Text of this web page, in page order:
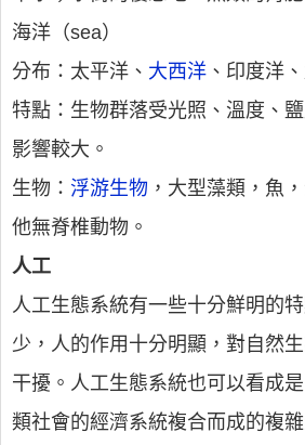
海洋（sea）
分布：太平洋、 大西洋 、印度洋
特點：生物群落受光照、溫度、
影響較大。
生物： 浮游生物 ，大型藻類，魚
他無脊椎動物。
人工
人工生態系統有一些十分鮮明的
少，人的作用十分明顯，對自然
干擾。人工生態系統也可以看成
類社會的經濟系統複合而成的複雜